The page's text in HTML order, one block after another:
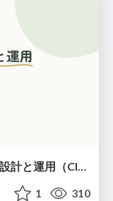
Advanced：マルチエージェントの設計と運用（Claude Code）
1 310